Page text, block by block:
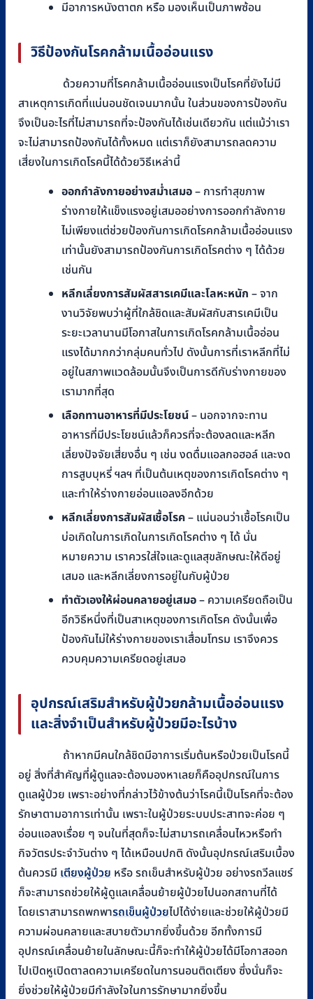
มีอาการหนังตาตก หรือ มองเห็นเป็นภาพซ้อน
วิธีป้องกันโรคกล้ามเนื้ออ่อนแรง
ด้วยความที่โรคกล้ามเนื้ออ่อนแรงเป็นโรคที่ยังไม่มี
สาเหตุการเกิดที่แน่นอนชัดเจนมากนั้น ในส่วนของการป้องกัน
จึงเป็นอะไรที่ไม่สามารถที่จะป้องกันได้เช่นเดียวกัน แต่แม้ว่าเรา
จะไม่สามารถป้องกันได้ทั้งหมด แต่เราก็ยังสามารถลดความ
เสี่ยงในการเกิดโรคนี้ได้ด้วยวิธีเหล่านี้
ออกกำลังกายอย่างสม่ำเสมอ– การทำสุขภาพ
ร่างกายให้แข็งแรงอยู่เสมออย่างการออกกำลังกาย
ไม่เพียงแต่ช่วยป้องกันการเกิดโรคกล้ามเนื้ออ่อนแรง
เท่านั้นยังสามารถป้องกันการเกิดโรคต่าง ๆ ได้ด้วย
เช่นกัน
หลีกเลี่ยงการสัมผัสสารเคมีและโลหะหนัก – จาก
งานวิจัยพบว่าผู้ที่ใกล้ชิดและสัมผัสกับสารเคมีเป็น
ระยะเวลานานมีโอกาสในการเกิดโรคกล้ามเนื้ออ่อน
แรงได้มากกว่ากลุ่มคนทั่วไป ดังนั้นการที่เราหลีกที่ไม่
อยู่ในสภาพแวดล้อมนั้นจึงเป็นการดีกับร่างกายของ
เรามากที่สุด
เลือกทานอาหารที่มีประโยชน์– นอกจากจะทาน
อาหารที่มีประโยชน์แล้วก็ควรที่จะต้องลดและหลีก
เลี่ยงปัจจัยเสี่ยงอื่น ๆ เช่น งดดื่มแอลกอฮอล์ และงด
การสูบบุหรี่ ฯลฯ ที่เป็นต้นเหตุของการเกิดโรคต่าง ๆ
และทำให้ร่างกายอ่อนแอลงอีกด้วย
หลีกเลี่ยงการสัมผัสเชื้อโรค– แน่นอนว่าเชื้อโรคเป็น
บ่อเกิดในการเกิดในการเกิดโรคต่าง ๆ ได้ นั่น
หมายความ เราควรใส่ใจและดูแลสุขลักษณะให้ดีอยู่
เสมอ และหลีกเลี่ยงการอยู่ในกับผู้ป่วย
ทำตัวเองให้ผ่อนคลายอยู่เสมอ– ความเครียดถือเป็น
อีกวิธีหนึ่งที่เป็นสาเหตุของการเกิดโรค ดังนั้นเพื่อ
ป้องกันไม่ให้ร่างกายของเราเสื่อมโทรม เราจึงควร
ควบคุมความเครียดอยู่เสมอ
อุปกรณ์เสริมสำหรับผู้ป่วยกล้ามเนื้ออ่อนแรง
และสิ่งจำเป็นสำหรับผู้ป่วยมีอะไรบ้าง
ถ้าหากมีคนใกล้ชิดมีอาการเริ่มต้นหรือป่วยเป็นโรคนี้
อยู่ สิ่งที่สำคัญที่ผู้ดูแลจะต้องมองหาเลยก็คืออุปกรณ์ในการ
ดูแลผู้ป่วย เพราะอย่างที่กล่าวไว้ข้างต้นว่าโรคนี้เป็นโรคที่จะต้อง
รักษาตามอาการเท่านั้น เพราะในผู้ป่วยระบบประสาทจะค่อย ๆ
อ่อนแอลงเรื่อย ๆ จนในที่สุดก็จะไม่สามารถเคลื่อนไหวหรือทำ
กิจวัตรประจำวันต่าง ๆ ได้เหมือนปกติ ดังนั้นอุปกรณ์เสริมเบื้อง
ต้นควรมี เตียงผู้ป่วย หรือ รถเข็นสำหรับผู้ป่วย อย่างรถวีลแชร์
ก็จะสามารถช่วยให้ผู้ดูแลเคลื่อนย้ายผู้ป่วยไปนอกสถานที่ได้
โดยเราสามารถพกพารถเข็นผู้ป่วยไปได้ง่ายและช่วยให้ผู้ป่วยมี
ความผ่อนคลายและสบายตัวมากยิ่งขึ้นด้วย อีกทั้งการมี
อุปกรณ์เคลื่อนย้ายในลักษณะนี้ก็จะทำให้ผู้ป่วยได้มีโอกาสออก
ไปเปิดหูเปิดตาลดความเครียดในการนอนติดเตียง ซึ่งนั่นก็จะ
ยิ่งช่วยให้ผู้ป่วยมีกำลังใจในการรักษามากยิ่งขึ้น